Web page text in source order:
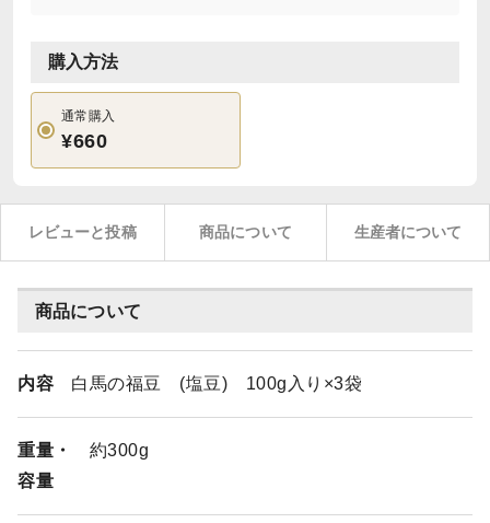
購入方法
通常購入
¥660
レビューと投稿 商品について 生産者について
商品について
内容 白馬の福豆 (塩豆) 100g入り×3袋
重量・
容量
約300g